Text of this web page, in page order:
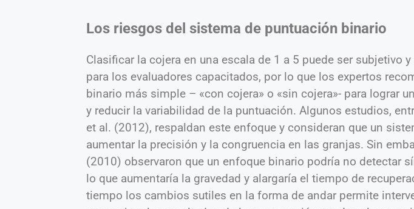
Los riesgos del sistema de puntuación binario
Clasificar la cojera en una escala de 1 a 5 puede ser subjetivo
para los evaluadores capacitados, por lo que los expertos
binario más simple – «con cojera» o «sin cojera»- para lograr
y reducir la variabilidad de la puntuación. Algunos estudios,
et al. (2012), respaldan este enfoque y consideran que un
aumentar la precisión y la congruencia en las granjas. Sin
(2010) observaron que un enfoque binario podría no detectar
lo que aumentaría la gravedad y alargaría el tiempo de
tiempo los cambios sutiles en la forma de andar permite